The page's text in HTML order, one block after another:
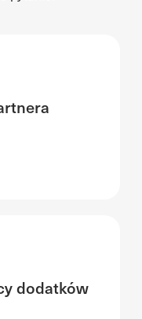
dodatków